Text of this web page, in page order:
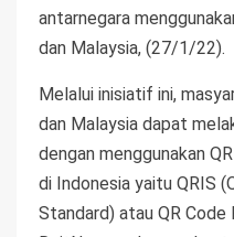
antarnegara
dan Malaysia, (27/1/22).
Melalui inisiatif ini,
dan Malaysia dapat
dengan menggunakan
di Indonesia yaitu QRIS
Standard) atau QR Code